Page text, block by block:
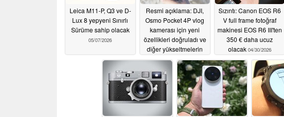
Leica M11-P, Q3 ve D-
Lux 8 yepyeni Sınırlı
Sürüme sahip olacak
05/07/2026
Resmi açıklama: DJI,
Osmo Pocket 4P vlog
kamerası için yeni
özellikleri doğruladı ve
diğer yükseltmelerin
ipuçlarını verdi
05/01/2026
Sızıntı: Canon EOS R6
V full frame fotoğraf
makinesi EOS R6 III'ten
350 € daha ucuz
olacak 04/30/2026